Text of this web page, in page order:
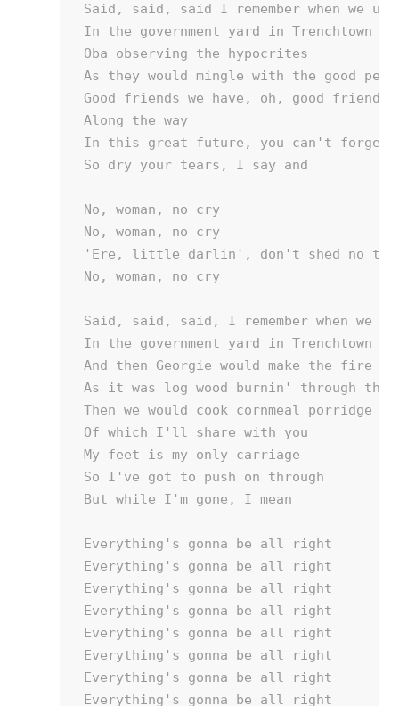
Said, said, said I remember when we
In the government yard in Trenchtown
Oba observing the hypocrites
As they would mingle with the good
Good friends we have, oh, good friends
Along the way
In this great future, you can't forget
So dry your tears, I say and
No, woman, no cry
No, woman, no cry
'Ere, little darlin', don't shed no
No, woman, no cry
Said, said, said, I remember when we
In the government yard in Trenchtown
And then Georgie would make the fire
As it was log wood burnin' through the
Then we would cook cornmeal porridge
Of which I'll share with you
My feet is my only carriage
So I've got to push on through
But while I'm gone, I mean
Everything's gonna be all right
Everything's gonna be all right
Everything's gonna be all right
Everything's gonna be all right
Everything's gonna be all right
Everything's gonna be all right
Everything's gonna be all right
Everything's gonna be all right